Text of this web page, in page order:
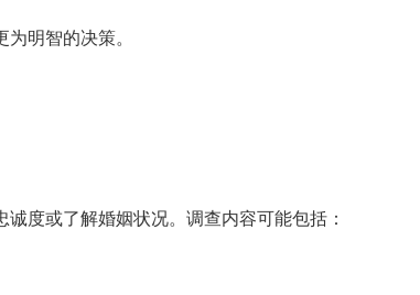
明智的决策。
度或了解婚姻状况。调查内容可能包括：